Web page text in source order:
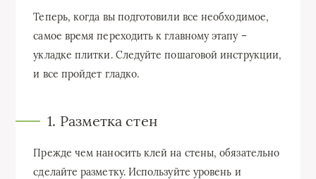
Теперь, когда вы подготовили все необходимое,
самое время переходить к главному этапу –
укладке плитки. Следуйте пошаговой инструкции,
и все пройдет гладко.
1. Разметка стен
Прежде чем наносить клей на стены, обязательно
сделайте разметку. Используйте уровень и